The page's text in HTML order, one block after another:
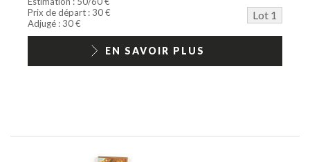
Barbie/Big Jim
Jouets Fast Food
Trading cards
1/18ème moderne
Prix de départ : 30 €
Lot 1
Adjugé : 30 €
EN SAVOIR PLUS